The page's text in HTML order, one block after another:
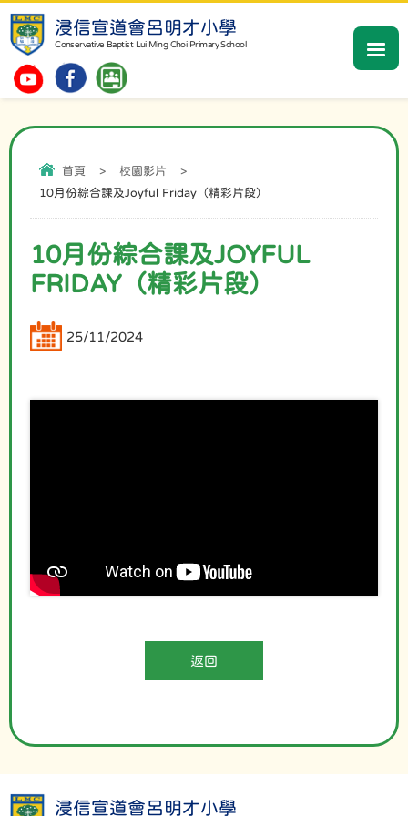
浸信宣道會呂明才小學
Conservative Baptist Lui Ming Choi Primary School
首頁 > 校園影片
>
10月份綜合課及Joyful Friday（精彩片段）
10月份綜合課及JOYFUL
FRIDAY（精彩片段）
25/11/2024
返回
浸信宣道會呂明才小學